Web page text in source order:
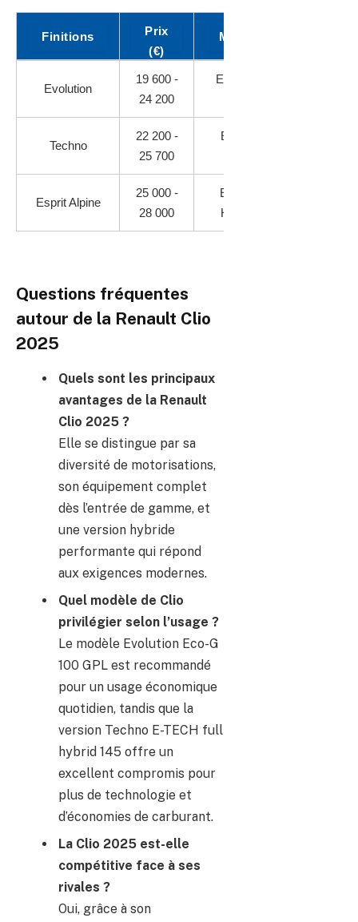
2025
avec
motorisations
Finitions
Prix
(€)
Motorisations
Evolution
19 600 -
24 200
Essence, Diesel,
Techno
22 200 -
25 700
Essence, GPL,
Esprit Alpine
25 000 -
28 000
Essence 90 ch,
Hybride 145 ch
Questions fréquentes
autour de la Renault Clio
2025
Quels sont les principaux
avantages de la Renault
Clio 2025 ?
Elle se distingue par sa
diversité de motorisations,
son équipement complet
dès l’entrée de gamme, et
une version hybride
performante qui répond
aux exigences modernes.
Quel modèle de Clio
privilégier selon l’usage ?
Le modèle Evolution Eco-G
100 GPL est recommandé
pour un usage économique
quotidien, tandis que la
version Techno E-TECH full
hybrid 145 offre un
excellent compromis pour
plus de technologie et
d’économies de carburant.
La Clio 2025 est-elle
compétitive face à ses
rivales ?
Oui, grâce à son